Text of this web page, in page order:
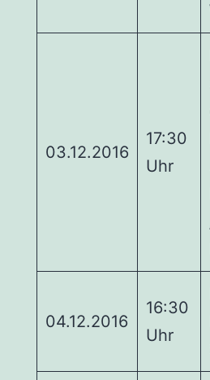
03.12.2016
17:30
Uhr
04.12.2016
16:30
Uhr